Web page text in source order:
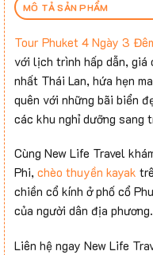
MÔ TẢ SẢN PHẨM
Tour Phuket 4 Ngày 3
với lịch trình hấp dẫn, giá
nhất Thái Lan, hứa hẹn
quên với những bãi biển
các khu nghỉ dưỡng sang
Cùng New Life Travel
Phi, chèo thuyền kayak
chiền cổ kính ở phố cổ
của người dân địa phương.
Liên hệ ngay New Life